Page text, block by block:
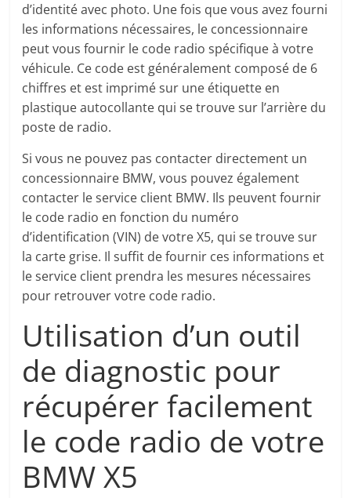
d’identité avec photo. Une fois que vous avez fourni
les informations nécessaires, le concessionnaire
peut vous fournir le code radio spécifique à votre
véhicule. Ce code est généralement composé de 6
chiffres et est imprimé sur une étiquette en
plastique autocollante qui se trouve sur l’arrière du
poste de radio.
Si vous ne pouvez pas contacter directement un
concessionnaire BMW, vous pouvez également
contacter le service client BMW. Ils peuvent fournir
le code radio en fonction du numéro
d’identification (VIN) de votre X5, qui se trouve sur
la carte grise. Il suffit de fournir ces informations et
le service client prendra les mesures nécessaires
pour retrouver votre code radio.
Utilisation d’un outil
de diagnostic pour
récupérer facilement
le code radio de votre
BMW X5